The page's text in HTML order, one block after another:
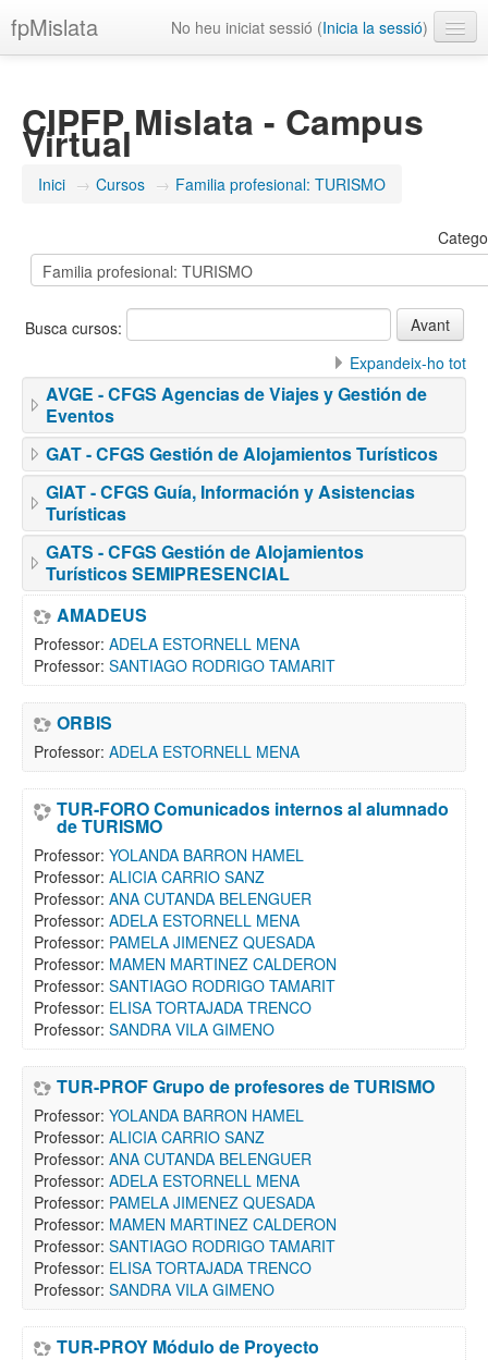
fpMislata No heu iniciat sessió (Inicia la sessió)
CIPFP Mislata - Campus
Virtual
Inici → Cursos → Familia profesional: TURISMO
Busca cursos:
Expandeix-ho tot
AVGE - CFGS Agencias de Viajes y Gestión de
Eventos
GAT - CFGS Gestión de Alojamientos Turísticos
GIAT - CFGS Guía, Información y Asistencias
Turísticas
GATS - CFGS Gestión de Alojamientos
Turísticos SEMIPRESENCIAL
AMADEUS
Professor: ADELA ESTORNELL MENA
Professor: SANTIAGO RODRIGO TAMARIT
ORBIS
Professor: ADELA ESTORNELL MENA
TUR-FORO Comunicados internos al alumnado
de TURISMO
Professor: YOLANDA BARRON HAMEL
Professor: ALICIA CARRIO SANZ
Professor: ANA CUTANDA BELENGUER
Professor: ADELA ESTORNELL MENA
Professor: PAMELA JIMENEZ QUESADA
Professor: MAMEN MARTINEZ CALDERON
Professor: SANTIAGO RODRIGO TAMARIT
Professor: ELISA TORTAJADA TRENCO
Professor: SANDRA VILA GIMENO
TUR-PROF Grupo de profesores de TURISMO
Professor: YOLANDA BARRON HAMEL
Professor: ALICIA CARRIO SANZ
Professor: ANA CUTANDA BELENGUER
Professor: ADELA ESTORNELL MENA
Professor: PAMELA JIMENEZ QUESADA
Professor: MAMEN MARTINEZ CALDERON
Professor: SANTIAGO RODRIGO TAMARIT
Professor: ELISA TORTAJADA TRENCO
Professor: SANDRA VILA GIMENO
TUR-PROY Módulo de Proyecto